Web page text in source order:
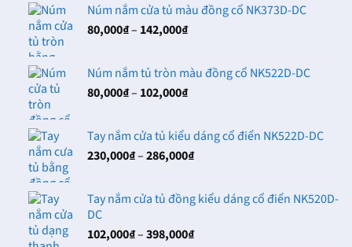
66,000₫
đến
Núm nắm cửa tủ màu đồng cổ NK373D-DC
80,000₫– 142,000₫Khoảng
80,000₫
đến
Núm nắm tủ tròn màu đồng cổ NK522D-DC
80,000₫– 102,000₫Khoảng
80,000₫
đến
Tay nắm cửa tủ kiểu dáng cổ điển NK522D-DC
230,000₫–286,000₫Khoảng
230,000₫
286,000₫
Tay nắm cửa tủ đồng kiểu dáng cổ điển NK520D-
DC
102,000₫–398,000₫Khoảng